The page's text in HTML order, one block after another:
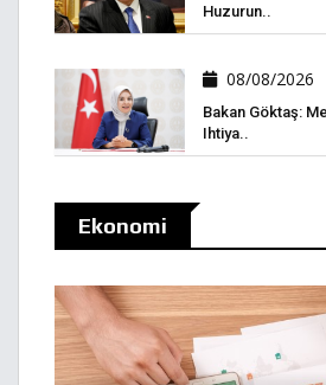
Huzurun..
08/08/2026
Bakan Göktaş:
Ihtiya..
Ekonomi